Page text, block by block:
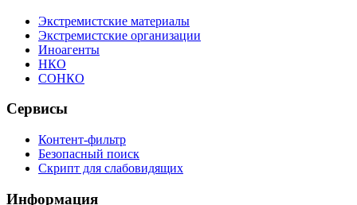
Экстремистские материалы
Экстремистские организации
Иноагенты
НКО
СОНКО
Сервисы
Контент-фильтр
Безопасный поиск
Скрипт для слабовидящих
Информация